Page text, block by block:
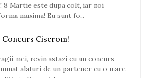
8 Martie este dupa colt, iar noi
maxima! Eu sunt fo...
Concurs Ciserom!
mei, revin astazi cu un concurs
alaturi de un partener cu o mare